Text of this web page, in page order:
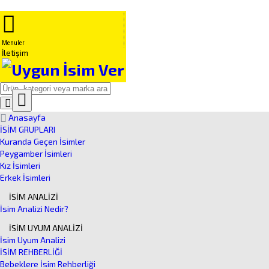
Menuler
İletişim
CloseÜrün
Arama
Anasayfa
İSİM GRUPLARI
Kuranda Geçen İsimler
Peygamber İsimleri
Kız İsimleri
Erkek İsimleri
İSİM ANALİZİ
İsim Analizi Nedir?
İSİM UYUM ANALİZİ
İsim Uyum Analizi
İSİM REHBERLİĞİ
Bebeklere İsim Rehberliği